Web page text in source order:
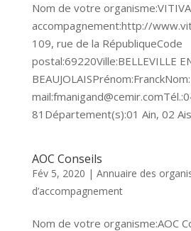
Nom de votre
accompagnement:http://
109, rue de la RépubliqueCode
postal:69220Ville:BELLEVILLE
81Département(s):01 Ain, 02
AOC Conseils
Fév 5, 2020 | Annuaire des
d’accompagnement
Nom de votre organisme:AOC